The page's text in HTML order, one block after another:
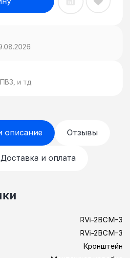
и тд
описание Отзывы
Доставка и оплата
RVi-2BCM-3
RVi-2BCM-3
Кронштейн